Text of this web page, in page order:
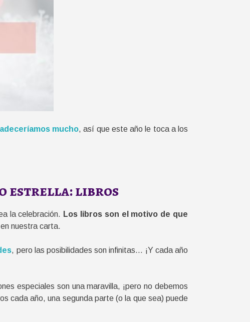
mucho, así que este año le toca a los
estrella: libros
la celebración. Los libros son el motivo de que
nuestra carta.
, pero las posibilidades son infinitas… ¡Y cada año
especiales son una maravilla, ¡pero no debemos
cada año, una segunda parte (o la que sea) puede